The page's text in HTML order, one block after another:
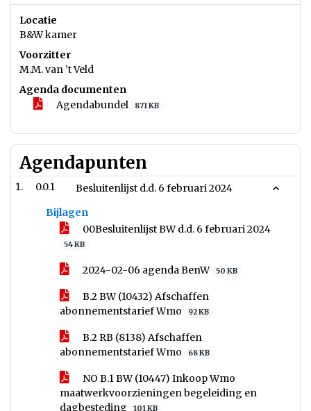
Locatie
B&W kamer
Voorzitter
M.M. van ’t Veld
Agenda documenten
Agendabundel
871 KB
Agendapunten
0.0.1
Besluitenlijst d.d. 6 februari 2024
Bijlagen
00Besluitenlijst BW d.d. 6 februari 2024
54 KB
2024-02-06 agenda BenW 50 KB
B.2 BW (10432) Afschaffen
abonnementstarief Wmo
92 KB
B.2 RB (8138) Afschaffen
abonnementstarief Wmo
68 KB
NO B.1 BW (10447) Inkoop Wmo
maatwerkvoorzieningen begeleiding en
dagbesteding
101 KB